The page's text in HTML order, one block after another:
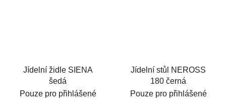
Jídelní židle SIENA
šedá
Pouze pro přihlášené
Jídelní stůl NEROSS
180 černá
Pouze pro přihlášené